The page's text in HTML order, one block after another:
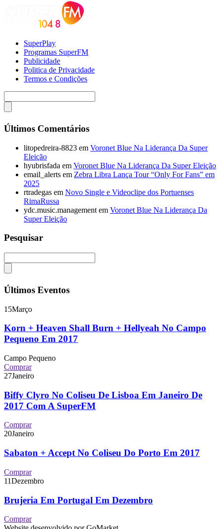
SuperPlay
Programas SuperFM
Publicidade
Politica de Privacidade
Termos e Condições
Últimos Comentários
litopedreira-8823 em Voronet Blue Na Liderança Da Super
Eleição
hyubrisfada em Voronet Blue Na Liderança Da Super Eleição
email_alerts em Zebra Libra Lança Tour “Only For Fans” em
2025
rtradegas em Novo Single e Videoclipe dos Portuenses
RimaRussa
ydc.music.management em Voronet Blue Na Liderança Da
Super Eleição
Pesquisar
Últimos Eventos
15Março
Korn + Heaven Shall Burn + Hellyeah No Campo
Pequeno Em 2017
Campo Pequeno
Comprar
27Janeiro
Biffy Clyro No Coliseu De Lisboa Em Janeiro De
2017 Com A SuperFM
Comprar
20Janeiro
Sabaton + Accept No Coliseu Do Porto Em 2017
Comprar
11Dezembro
Brujeria Em Portugal Em Dezembro
Comprar